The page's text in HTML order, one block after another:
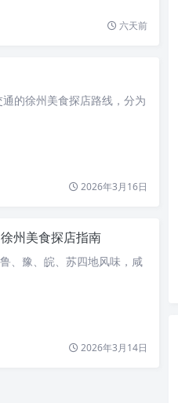
六天前
的徐州美食探店路线，分为
2026年3月16日
州美食探店指南
、豫、皖、苏四地风味，咸
2026年3月14日